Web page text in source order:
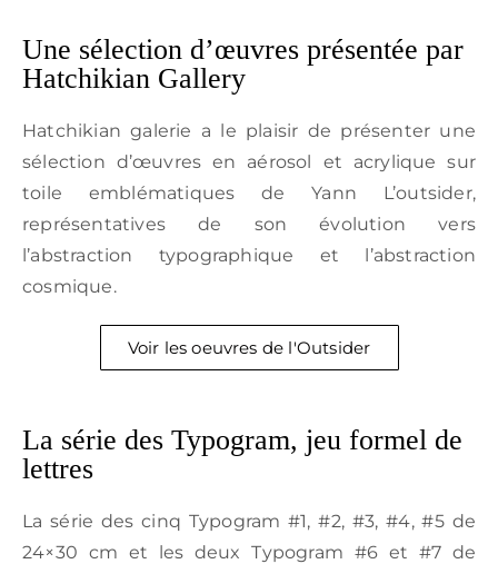
Une sélection d’œuvres présentée par
Hatchikian Gallery
Hatchikian galerie a le plaisir de présenter une
sélection d’œuvres en aérosol et acrylique sur
toile emblématiques de Yann L’outsider,
représentatives de son évolution vers
l’abstraction typographique et l’abstraction
cosmique.
Voir les oeuvres de l'Outsider
La série des Typogram, jeu formel de
lettres
La série des cinq Typogram #1, #2, #3, #4, #5 de
24×30 cm et les deux Typogram #6 et #7 de